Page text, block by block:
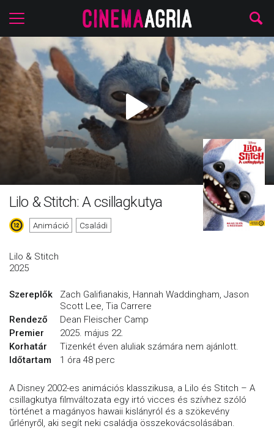
Lilo & Stitch: A csillagkutya
Animáció Családi
Lilo & Stitch
2025
Szereplők
Zach Galifianakis, Hannah Waddingham, Jason
Scott Lee, Tia Carrere
Rendező
Dean Fleischer Camp
Premier
2025. május 22.
Korhatár
Tizenkét éven aluliak számára nem ajánlott.
Időtartam
1 óra 48 perc
A Disney 2002-es animációs klasszikusa, a Lilo és Stitch – A
csillagkutya filmváltozata egy irtó vicces és szívhez szóló
történet a magányos hawaii kislányról és a szökevény
űrlényről, aki segít neki családja összekovácsolásában.